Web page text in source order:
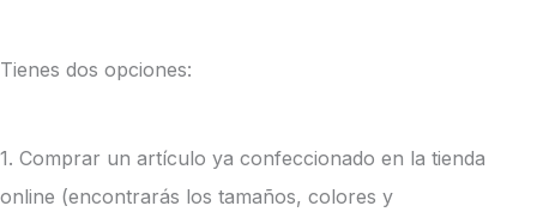
Tienes dos opciones:
1. Comprar un artículo ya confeccionado en la tienda
online (encontrarás los tamaños, colores y